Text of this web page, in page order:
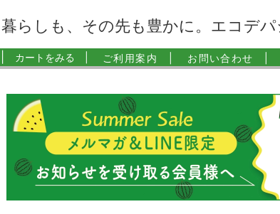
暮らしも、その先も豊かに。エコデパ
カートをみる | ご利用案内 | お問い合わせ |